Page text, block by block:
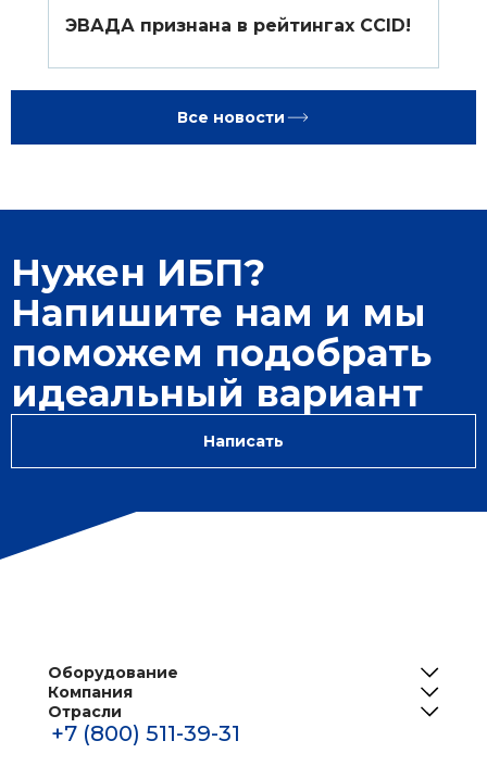
ЭВАДА признана в рейтингах CCID!
Все новости
Нужен ИБП?
Напишите нам и мы
поможем подобрать
идеальный вариант
Написать
Оборудование
ИБП
Решения для телеком
Компания
О нас
Реализованные проекты
Отрасли
Центры обработки данных
+7 (800) 511-39-31